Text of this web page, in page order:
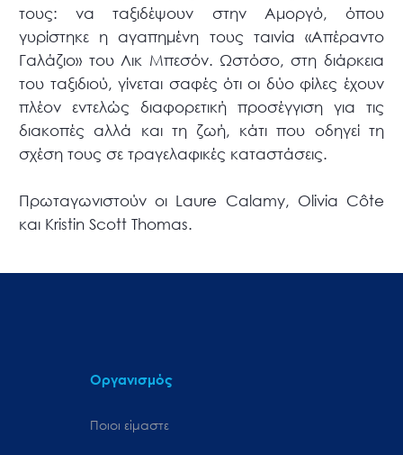
τους: να ταξιδέψουν στην Αμοργό, όπου
γυρίστηκε η αγαπημένη τους ταινία «Απέραντο
Γαλάζιο» του Λικ Μπεσόν. Ωστόσο, στη διάρκεια
του ταξιδιού, γίνεται σαφές ότι οι δύο φίλες έχουν
πλέον εντελώς διαφορετική προσέγγιση για τις
διακοπές αλλά και τη ζωή, κάτι που οδηγεί τη
σχέση τους σε τραγελαφικές καταστάσεις.
Πρωταγωνιστούν οι Laure Calamy, Olivia Côte
και Kristin Scott Thomas.
Οργανισμός
Ποιοι είμαστε